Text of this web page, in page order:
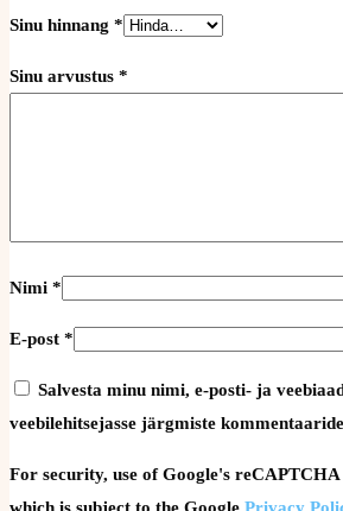
Sinu hinnang *
Sinu arvustus *
Nimi *
E-post *
Salvesta minu nimi, e-posti- ja
veebilehitsejasse järgmiste
For security, use of Google's